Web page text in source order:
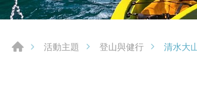
活動主題 登山與健行 清水大